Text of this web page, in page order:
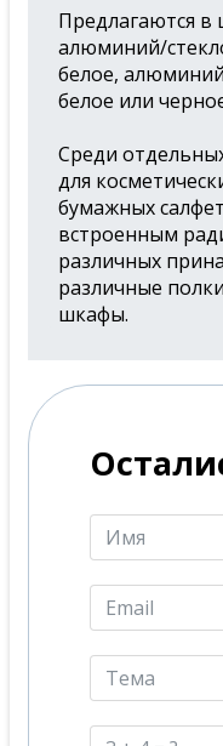
Предлагаются в
алюминий/
белое,
белое или
Среди
для
бумажных
встроенным
различных
различные
шкафы.